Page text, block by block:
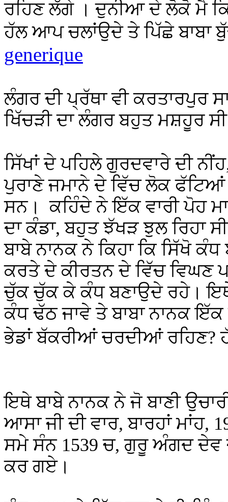
ਰਹਿਣ ਲੱਗੇ । ਦੁਨੀਆ ਦੇ ਲੋਕੋ ਮੈ
ਹੱਲ ਆਪ ਚਲਾਂਉਦੇ ਤੇ ਪਿੱਛੇ ਬਾਬਾ
generique
ਲੰਗਰ ਦੀ ਪ੍ਰੱਥਾ ਵੀ ਕਰਤਾਰਪੁਰ
ਖਿੱਚੜੀ ਦਾ ਲੰਗਰ ਬਹੁਤ ਮਸ਼ਹੂਰ
ਸਿੱਖਾਂ ਦੇ ਪਹਿਲੇ ਗੁਰਦਵਾਰੇ ਦੀ
ਪੁਰਾਣੇ ਜਮਾਨੇ ਦੇ ਵਿੱਚ ਲੋਕ ਫੱਟਿਆਂ
ਸਨ। ਕਹਿੰਦੇ ਨੇ ਇੱਕ ਵਾਰੀ ਪੋਹ
ਦਾ ਕੰਡਾ, ਬਹੁਤ ਝੱਖੜ ਝੁਲ ਰਿਹਾ
ਬਾਬੇ ਨਾਨਕ ਨੇ ਕਿਹਾ ਕਿ ਸਿੱਖੋ
ਕਰਤੇ ਦੇ ਕੀਰਤਨ ਦੇ ਵਿੱਚ ਵਿਘਣ
ਚੁੱਕ ਚੁੱਕ ਕੇ ਕੰਧ ਬਣਾਉਦੇ ਰਹੇ। ਇਥੇ
ਕੰਧ ਢੱਠ ਜਾਵੇ ਤੇ ਬਾਬਾ ਨਾਨਕ ਇੱਕ
ਭੇਡਾਂ ਬੱਕਰੀਆਂ ਚਰਦੀਆਂ ਰਹਿਣ?
ਇਥੇ ਬਾਬੇ ਨਾਨਕ ਨੇ ਜੋ ਬਾਣੀ
ਆਸਾ ਜੀ ਦੀ ਵਾਰ, ਬਾਰਹਾਂ ਮਾਂਹ,
ਸਮੇ ਸੰਨ 1539 ਚ, ਗੁਰੂ ਅੰਗਦ ਦੇਵ
ਕਰ ਗਏ।